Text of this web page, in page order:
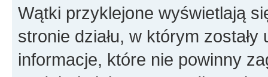
Wątki przyklejone wyświetlają
stronie działu, w którym
informacje, które nie powinny